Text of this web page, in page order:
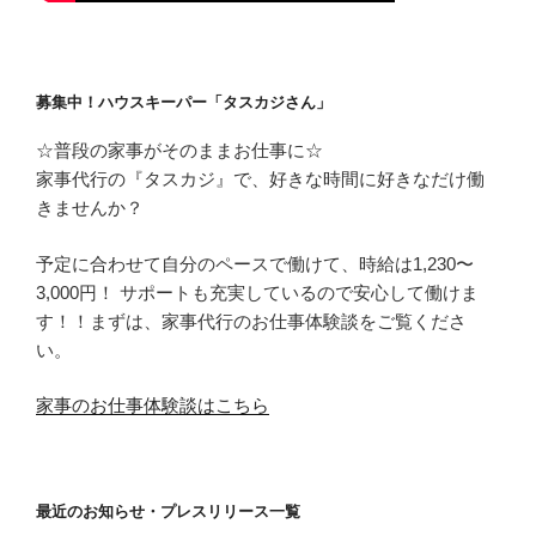
募集中！ハウスキーパー「タスカジさん」
☆普段の家事がそのままお仕事に☆
家事代行の『タスカジ』で、好きな時間に好きなだけ働
きませんか？
予定に合わせて自分のペースで働けて、時給は1,230〜
3,000円！ サポートも充実しているので安心して働けま
す！！まずは、家事代行のお仕事体験談をご覧くださ
い。
家事のお仕事体験談はこちら
最近のお知らせ・プレスリリース一覧